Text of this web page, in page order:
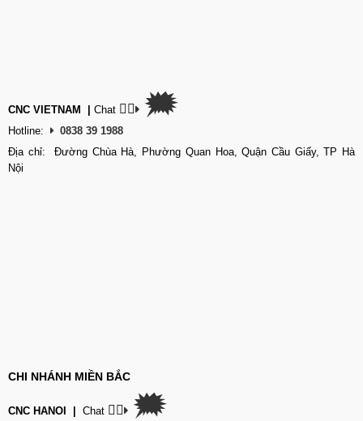
CNC VIETNAM | Chat 👉🏽 🗯
Hotline:
0838 39 1988
Địa chỉ: Đường Chùa Hà, Phường Quan Hoa, Quận Cầu Giấy, TP Hà
Nội
CHI NHÁNH MIỀN BẮC
CNC HANOI | Chat 👉🏽 🗯